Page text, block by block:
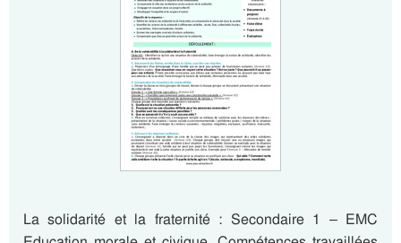
La solidarité et la fraternité : Secondaire 1 – EMC